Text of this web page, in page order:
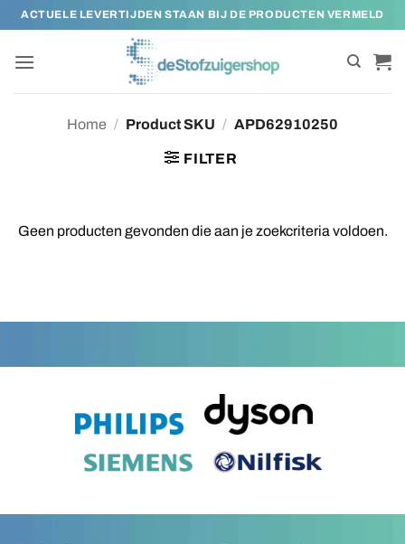
naar
inhoud
ACTUELE LEVERTIJDEN STAAN BIJ DE PRODUCTEN VERMELD
Home / Product SKU / APD62910250
FILTER
Geen producten gevonden die aan je zoekcriteria voldoen.